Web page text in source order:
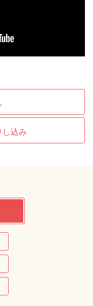
込み